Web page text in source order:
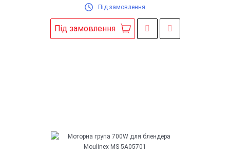
Під замовлення
Під замовлення